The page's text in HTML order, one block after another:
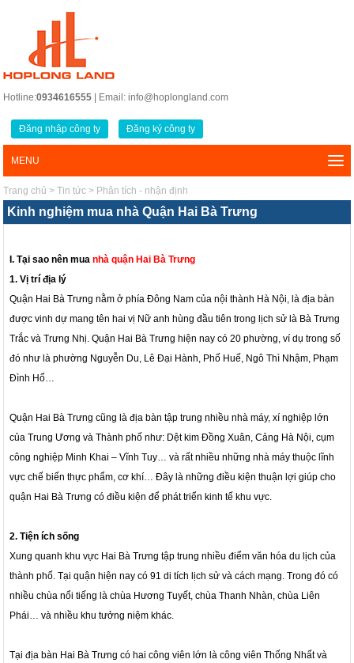
Hotline:0934616555 | Email: info@hoplongland.com
Đăng nhập công ty Đăng ký công ty
MENU
Trang chủ >Tin tức > Phân tích - nhận định
Kinh nghiệm mua nhà Quận Hai Bà Trưng
I. Tại sao nên muanhà quận Hai Bà Trưng
1. Vị trí địa lý
Quận Hai Bà Trưng nằm ở phía Đông Nam của nội thành Hà Nội, là địa bàn
được vinh dự mang tên hai vị Nữ anh hùng đầu tiên trong lịch sử là Bà Trưng
Trắc và Trưng Nhị. Quận Hai Bà Trưng hiện nay có 20 phường, ví dụ trong số
đó như là phường Nguyễn Du, Lê Đại Hành, Phố Huế, Ngô Thì Nhậm, Phạm
Đình Hổ…
Quận Hai Bà Trưng cũng là địa bàn tập trung nhiều nhà máy, xí nghiệp lớn
của Trung Ương và Thành phố như: Dệt kim Đồng Xuân, Cảng Hà Nội, cụm
công nghiệp Minh Khai – Vĩnh Tuy… và rất nhiều những nhà máy thuộc lĩnh
vực chế biến thực phẩm, cơ khí… Đây là những điều kiện thuận lợi giúp cho
quận Hai Bà Trưng có điều kiện để phát triển kinh tế khu vực.
2. Tiện ích sống
Xung quanh khu vực Hai Bà Trưng tập trung nhiều điểm văn hóa du lịch của
thành phố. Tại quận hiện nay có 91 di tích lịch sử và cách mạng. Trong đó có
nhiều chùa nổi tiếng là chùa Hương Tuyết, chùa Thanh Nhàn, chùa Liên
Phái… và nhiều khu tưởng niệm khác.
Tại địa bàn Hai Bà Trưng có hai công viên lớn là công viên Thống Nhất và